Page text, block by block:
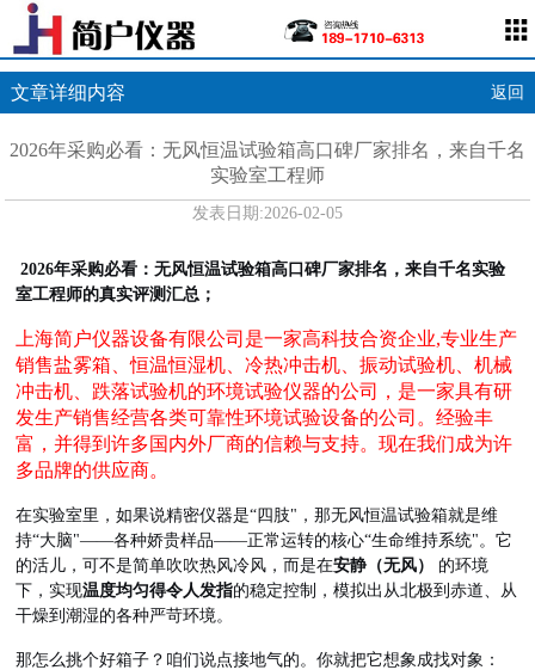
文章详细内容 返回
2026年采购必看：无风恒温试验箱高口碑厂家排名，来自千名
实验室工程师
发表日期:2026-02-05
2026年采购必看：无风恒温试验箱高口碑厂家排名，来自千名实验
室工程师的真实评测汇总；
上海简户仪器设备有限公司是一家高科技合资企业,专业生产
销售盐雾箱、恒温恒湿机、冷热冲击机、振动试验机、机械
冲击机、跌落试验机的环境试验仪器的公司，是一家具有研
发生产销售经营各类可靠性环境试验设备的公司。经验丰
富，并得到许多国内外厂商的信赖与支持。现在我们成为许
多品牌的供应商。
在实验室里，如果说精密仪器是“四肢"，那无风恒温试验箱就是维
持“大脑"——各种娇贵样品——正常运转的核心“生命维持系统"。它
的活儿，可不是简单吹吹热风冷风，而是在安静（无风）
的环境
下，实现温度均匀得令人发指的稳定控制，模拟出从北极到赤道、从
干燥到潮湿的各种严苛环境。
那怎么挑个好箱子？咱们说点接地气的。你就把它想象成找对象：